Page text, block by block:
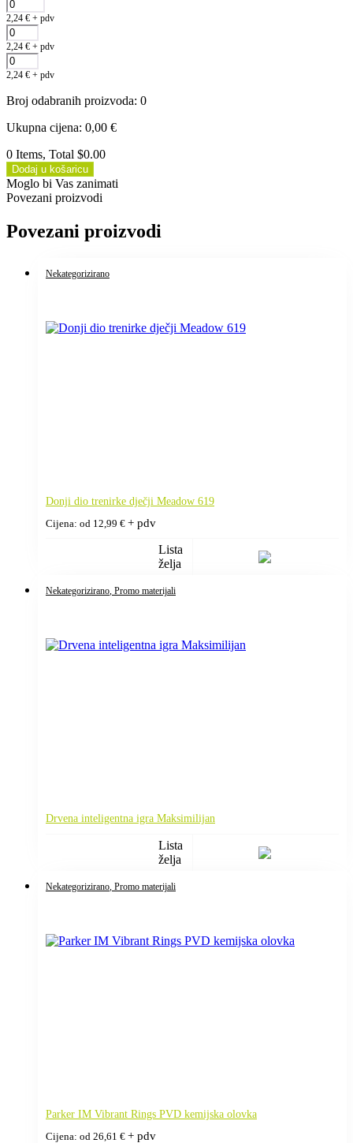
2,24 € + pdv
2,24 € + pdv
2,24 € + pdv
Broj odabranih proizvoda: 0
Ukupna cijena: 0,00 €
0 Items, Total $0.00
Dodaj u košaricu
Moglo bi Vas zanimati
Povezani proizvodi
Povezani proizvodi
Nekategorizirano
Donji dio trenirke dječji Meadow 619
Cijena: od 12,99 € + pdv
Lista
želja
Nekategorizirano , Promo materijali
Drvena inteligentna igra Maksimilijan
Lista
želja
Nekategorizirano , Promo materijali
Parker IM Vibrant Rings PVD kemijska olovka
Cijena: od 26,61 € + pdv